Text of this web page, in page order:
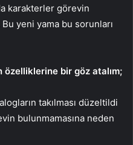
karakterler görevin
yeni yama bu sorunları
özelliklerine bir göz atalım;
takılması düzeltildi
bulunmamasına neden